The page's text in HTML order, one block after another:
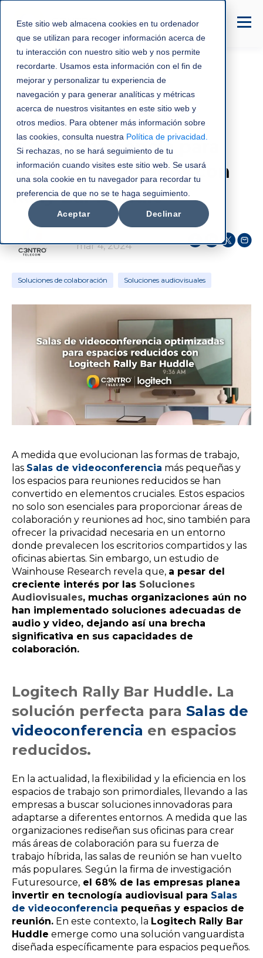
Este sitio web almacena cookies en tu ordenador
que se utilizan para recoger información acerca de
tu interacción con nuestro sitio web y nos permite
recordarte. Usamos esta información con el fin de
mejorar y personalizar tu experiencia de
navegación y para generar analíticas y métricas
acerca de nuestros visitantes en este sitio web y
otros medios. Para obtener más información sobre
las cookies, consulta nuestra Política de privacidad
Si rechazas, no se hará seguimiento de tu
información cuando visites este sitio web. Se usará
una sola cookie en tu navegador para recordar tu
preferencia de que no se te haga seguimiento.
Aceptar Declinar
Soluciones de colaboración
Salas de
videoconferencia para
espacios reducidos con
Rally Bar Huddle
mar 4, 2024
Soluciones de colaboración Soluciones audiovisuales
A medida que evolucionan las formas de trabajo,
las Salas de videoconferencia más pequeñas y
los espacios para reuniones reducidos se han
convertido en elementos cruciales. Estos espacios
no solo son esenciales para proporcionar áreas de
colaboración y reuniones ad hoc, sino también para
ofrecer la privacidad necesaria en un entorno
donde prevalecen los escritorios compartidos y las
oficinas abiertas. Sin embargo, un estudio de
Wainhouse Research revela que, a pesar del
creciente interés por las Soluciones
Audiovisuales, muchas organizaciones aún no
han implementado soluciones adecuadas de
audio y video, dejando así una brecha
significativa en sus capacidades de
colaboración.
Logitech Rally Bar Huddle. La
solución perfecta para Salas de
videoconferencia en espacios
reducidos.
En la actualidad, la flexibilidad y la eficiencia en los
espacios de trabajo son primordiales, llevando a las
empresas a buscar soluciones innovadoras para
adaptarse a diferentes entornos. A medida que las
organizaciones rediseñan sus oficinas para crear
más áreas de colaboración para su fuerza de
trabajo híbrida, las salas de reunión se han vuelto
más populares. Según la firma de investigación
Futuresource, el 68% de las empresas planea
invertir en tecnología audiovisual para Salas
de videoconferencia pequeñas y espacios de
reunión. En este contexto, la Logitech Rally Bar
Huddle emerge como una solución vanguardista
diseñada específicamente para espacios pequeños.